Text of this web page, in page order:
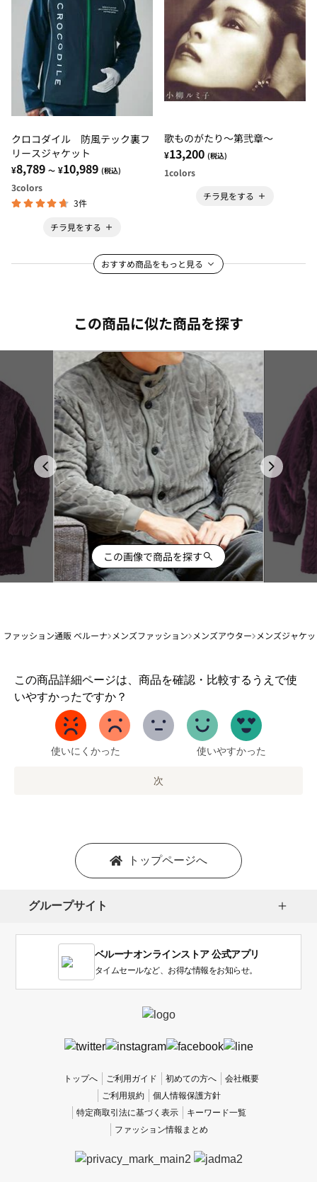
クロコダイル 防風テック裏フ
リースジャケット
¥8,789 ～ ¥10,989 (税込)
3colors
3件
チラ見をする
歌ものがたり～第弐章～
¥13,200 (税込)
1colors
チラ見をする
おすすめ商品をもっと見る
この商品に似た商品を探す
この画像で商品を探す
ファッション通販 ベルーナ メンズファッション メンズアウター メンズジャケ
この商品詳細ページは、商品を確認・比較するうえで使
いやすかったですか？
1
か
い
使いにくかった 使いやすかった
次
トップページへ
グループサイト
ベルーナオンラインストア 公式アプリ
タイムセールなど、お得な情報をお知らせ。
トップへ ご利用ガイド 初めての方へ
会社概要
ご利用規約
個人情報保護方針
特定商取引法に基づく表示
キーワード一覧
ファッション情報まとめ